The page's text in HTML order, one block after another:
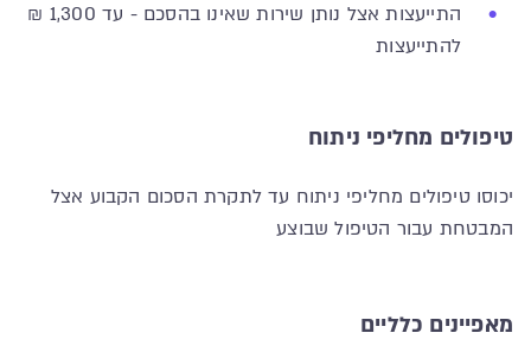
התייעצות אצל נותן שירות שאינו בהסכם - עד 1,300 ₪
להתייעצות
טיפולים מחליפי ניתוח
יכוסו טיפולים מחליפי ניתוח עד לתקרת הסכום הקבוע אצל
המבטחת עבור הטיפול שבוצע
מאפיינים כלליים